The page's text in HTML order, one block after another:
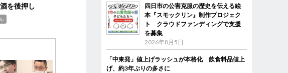
を後押し
四日市の公害克服の歴史を伝える絵
本『スモックリン』制作プロジェク
ト クラウドファンディングで支援
を募集
2026年8月5日
「中東発」値上げラッシュが本格化 飲食料品値上
げ、約3年ぶりの多さに